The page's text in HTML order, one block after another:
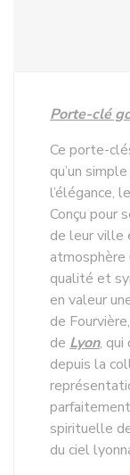
Porte-clé
Ce porte-
qu’un
l’élégance,
Conçu pour
de leur ville
qualité et
en valeur
de
de Lyon, qui
depuis la
spirituelle
du ciel